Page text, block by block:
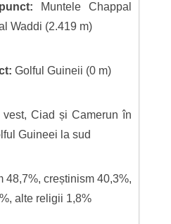
Muntele Chappal
Waddi (2.419 m)
Golful Guineii (0 m)
vest, Ciad și Camerun în
Guineei la sud
48,7%, creștinism 40,3%,
alte religii 1,8%